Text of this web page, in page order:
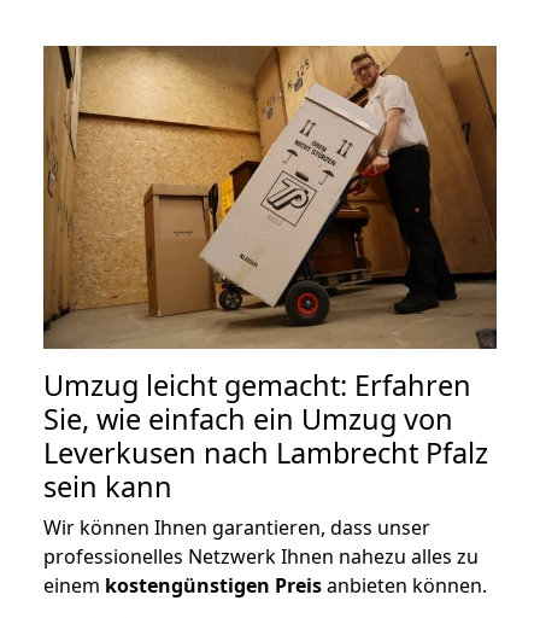
Umzug leicht gemacht: Erfahren
Sie, wie einfach ein Umzug von
Leverkusen nach Lambrecht Pfalz
sein kann
Wir können Ihnen garantieren, dass unser
professionelles Netzwerk Ihnen nahezu alles zu
einem kostengünstigen Preisanbieten können.